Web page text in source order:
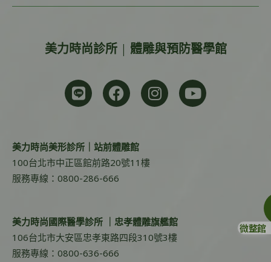
美力時尚診所 | 體雕與預防醫學館
美力時尚美形診所｜站前體雕館
100台北市中正區館前路20號11樓
服務專線：0800-286-666
美力時尚國際醫學診所 ｜忠孝體雕旗艦館
106台北市大安區忠孝東路四段310號3樓
服務專線：0800-636-666
微整館